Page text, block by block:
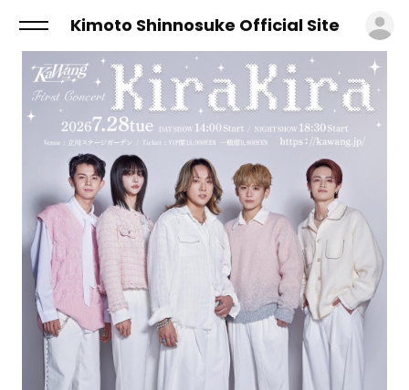
Kimoto Shinnosuke Official Site